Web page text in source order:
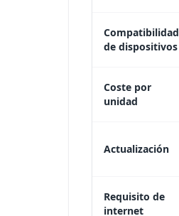
Compatibilidad
de dispositivos
Coste por
unidad
Actualización
Requisito de
internet